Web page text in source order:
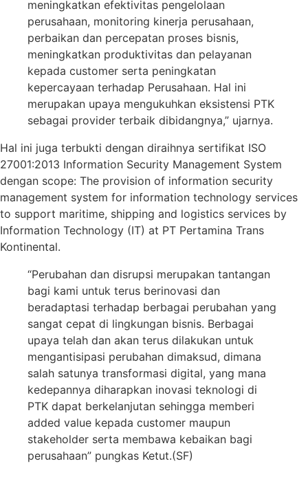
meningkatkan efektivitas pengelolaan
perusahaan, monitoring kinerja perusahaan,
perbaikan dan percepatan proses bisnis,
meningkatkan produktivitas dan pelayanan
kepada customer serta peningkatan
kepercayaan terhadap Perusahaan. Hal ini
merupakan upaya mengukuhkan eksistensi PTK
sebagai provider terbaik dibidangnya,” ujarnya.
Hal ini juga terbukti dengan diraihnya sertifikat ISO
27001:2013 Information Security Management System
dengan scope: The provision of information security
management system for information technology services
to support maritime, shipping and logistics services by
Information Technology (IT) at PT Pertamina Trans
Kontinental.
“Perubahan dan disrupsi merupakan tantangan
bagi kami untuk terus berinovasi dan
beradaptasi terhadap berbagai perubahan yang
sangat cepat di lingkungan bisnis. Berbagai
upaya telah dan akan terus dilakukan untuk
mengantisipasi perubahan dimaksud, dimana
salah satunya transformasi digital, yang mana
kedepannya diharapkan inovasi teknologi di
PTK dapat berkelanjutan sehingga memberi
added value kepada customer maupun
stakeholder serta membawa kebaikan bagi
perusahaan” pungkas Ketut.(SF)